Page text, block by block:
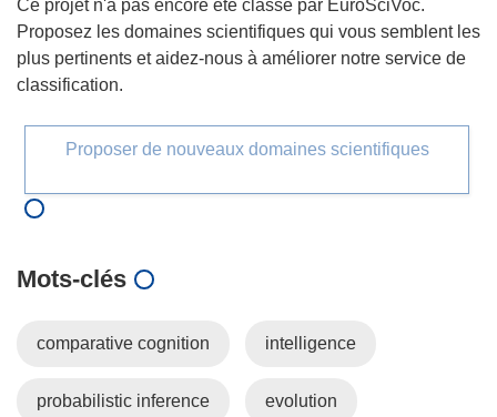
Ce projet n'a pas encore été classé par EuroSciVoc.
Proposez les domaines scientifiques qui vous semblent les
plus pertinents et aidez-nous à améliorer notre service de
classification.
Proposer de nouveaux domaines scientifiques
Mots‑clés
comparative cognition intelligence
probabilistic inference evolution